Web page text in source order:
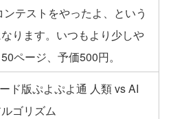
テストをやったよ、という
ります。いつもより少しや
ページ、予価500円。
ド版ぷよぷよ通 人類 vs AI
ゴリズム